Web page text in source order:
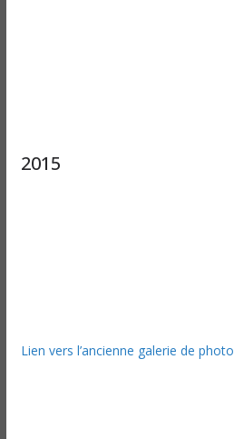
2015
Lien vers l’ancienne galerie de photo